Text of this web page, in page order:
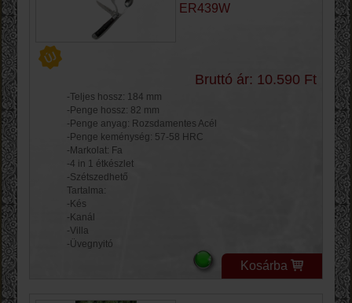
ER439W
Bruttó ár: 10.590 Ft
-Teljes hossz: 184 mm
-Penge hossz: 82 mm
-Penge anyag: Rozsdamentes Acél
-Penge keménység: 57-58 HRC
-Markolat: Fa
-4 in 1 étkészlet
-Szétszedhető
Tartalma:
-Kés
-Kanál
-Villa
-Üvegnyitó
Kosárba